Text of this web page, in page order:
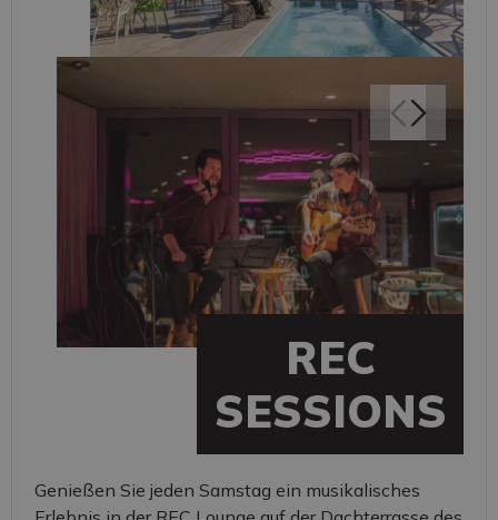
REC
SESSIONS
Genießen Sie jeden Samstag ein musikalisches